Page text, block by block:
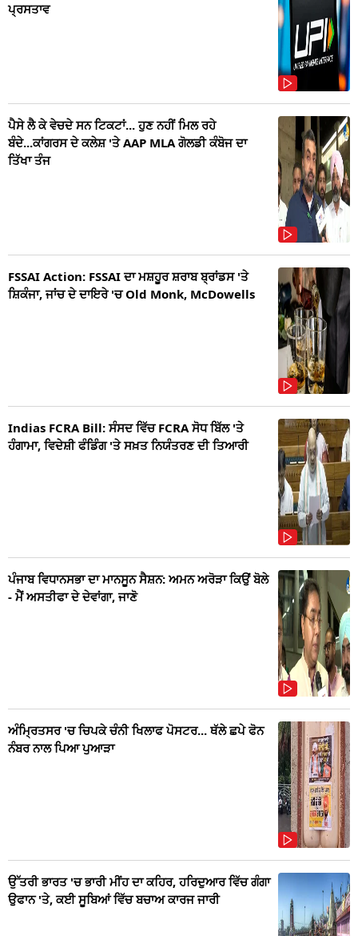
ਪ੍ਰਸਤਾਵ
ਪੈਸੇ ਲੈ ਕੇ ਵੇਚਦੇ ਸਨ ਟਿਕਟਾਂ... ਹੁਣ ਨਹੀਂ ਮਿਲ ਰਹੇ
ਬੰਦੇ...ਕਾਂਗਰਸ ਦੇ ਕਲੇਸ਼ 'ਤੇ AAP MLA ਗੋਲਡੀ ਕੰਬੋਜ ਦਾ
ਤਿੱਖਾ ਤੰਜ
FSSAI Action: FSSAI ਦਾ ਮਸ਼ਹੂਰ ਸ਼ਰਾਬ ਬ੍ਰਾਂਡਸ 'ਤੇ
ਸ਼ਿਕੰਜਾ, ਜਾਂਚ ਦੇ ਦਾਇਰੇ 'ਚ Old Monk, McDowells
Indias FCRA Bill: ਸੰਸਦ ਵਿੱਚ FCRA ਸੋਧ ਬਿੱਲ 'ਤੇ
ਹੰਗਾਮਾ, ਵਿਦੇਸ਼ੀ ਫੰਡਿੰਗ 'ਤੇ ਸਖ਼ਤ ਨਿਯੰਤਰਣ ਦੀ ਤਿਆਰੀ
ਪੰਜਾਬ ਵਿਧਾਨਸਭਾ ਦਾ ਮਾਨਸੂਨ ਸੈਸ਼ਨ: ਅਮਨ ਅਰੋੜਾ ਕਿਉਂ ਬੋਲੇ
- ਮੈਂ ਅਸਤੀਫਾ ਦੇ ਦੇਵਾਂਗਾ, ਜਾਣੋ
ਅੰਮ੍ਰਿਤਸਰ 'ਚ ਚਿਪਕੇ ਚੰਨੀ ਖਿਲਾਫ ਪੋਸਟਰ... ਥੱਲੇ ਛਪੇ ਫੋਨ
ਨੰਬਰ ਨਾਲ ਪਿਆ ਪੁਆੜਾ
ਉੱਤਰੀ ਭਾਰਤ 'ਚ ਭਾਰੀ ਮੀਂਹ ਦਾ ਕਹਿਰ, ਹਰਿਦੁਆਰ ਵਿੱਚ ਗੰਗਾ
ਉਫਾਨ 'ਤੇ, ਕਈ ਸੂਬਿਆਂ ਵਿੱਚ ਬਚਾਅ ਕਾਰਜ ਜਾਰੀ